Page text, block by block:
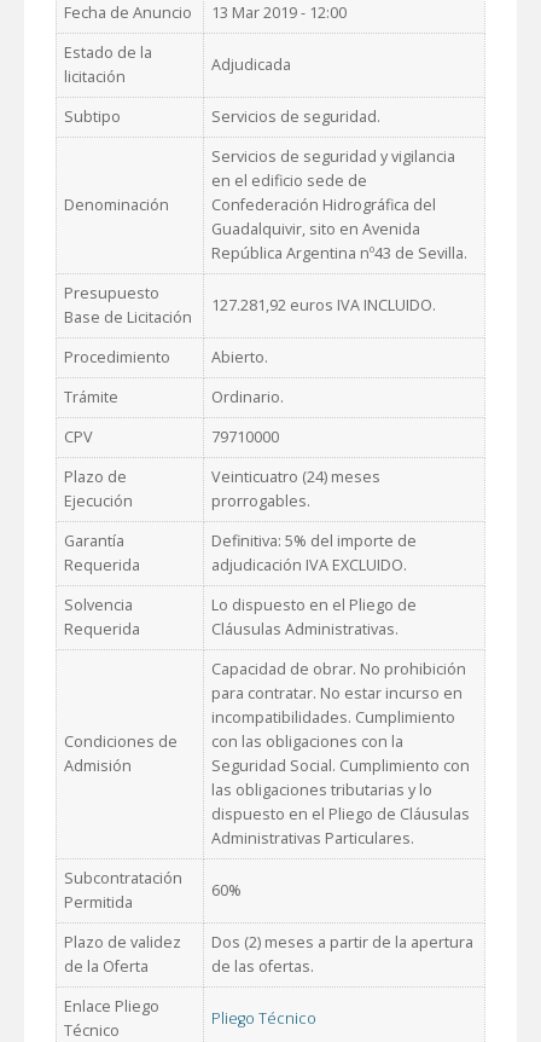
Fecha de Anuncio
13 Mar 2019 - 12:00
Estado de la
licitación
Adjudicada
Subtipo Servicios de seguridad.
Denominación
Servicios de seguridad y vigilancia
en el edificio sede de
Confederación Hidrográfica del
Guadalquivir, sito en Avenida
República Argentina nº43 de Sevilla.
Presupuesto
Base de Licitación
127.281,92 euros IVA INCLUIDO.
Procedimiento
Abierto.
Trámite
Ordinario.
CPV
79710000
Plazo de
Ejecución
Veinticuatro (24) meses
prorrogables.
Garantía
Requerida
Definitiva: 5% del importe de
adjudicación IVA EXCLUIDO.
Solvencia
Requerida
Lo dispuesto en el Pliego de
Cláusulas Administrativas.
Condiciones de
Admisión
Capacidad de obrar. No prohibición
para contratar. No estar incurso en
incompatibilidades. Cumplimiento
con las obligaciones con la
Seguridad Social. Cumplimiento con
las obligaciones tributarias y lo
dispuesto en el Pliego de Cláusulas
Administrativas Particulares.
Subcontratación
Permitida
60%
Plazo de validez
de la Oferta
Dos (2) meses a partir de la apertura
de las ofertas.
Enlace Pliego
Técnico
Pliego Técnico